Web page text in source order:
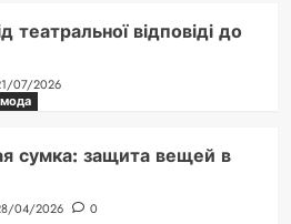
театральної відповіді до
07/2026
сумка: защита вещей в
04/2026 0